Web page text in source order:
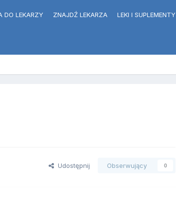
DO LEKARZY ZNAJDŹ LEKARZA LEKI I SUPLEMENTY
Udostępnij Obserwujący 0